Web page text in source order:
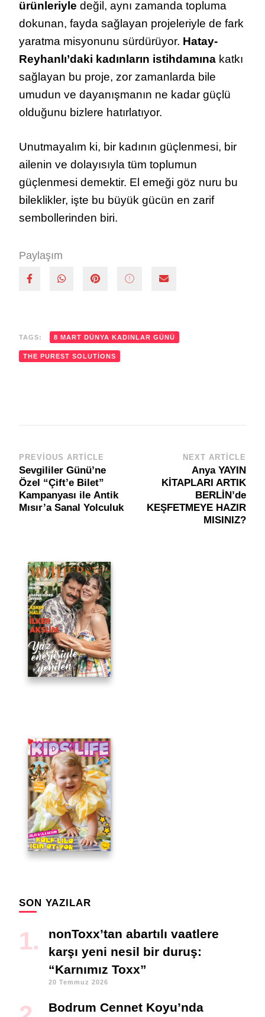
ürünleriyle değil, aynı zamanda topluma
dokunan, fayda sağlayan projeleriyle de fark
yaratma misyonunu sürdürüyor. Hatay-
Reyhanlı’daki kadınların istihdamına katkı
sağlayan bu proje, zor zamanlarda bile
umudun ve dayanışmanın ne kadar güçlü
olduğunu bizlere hatırlatıyor.
Unutmayalım ki, bir kadının güçlenmesi, bir
ailenin ve dolayısıyla tüm toplumun
güçlenmesi demektir. El emeği göz nuru bu
bileklikler, işte bu büyük gücün en zarif
sembollerinden biri.
Paylaşım
TAGS: 8 MART DÜNYA KADINLAR GÜNÜ
THE PUREST SOLUTIONS
Post
Navigation
PREVIOUS ARTICLE
Sevgililer Günü’ne
Özel “Çift’e Bilet”
Kampanyası ile Antik
Mısır’a Sanal Yolculuk
NEXT ARTICLE
Anya YAYIN
KİTAPLARI ARTIK
BERLİN’de
KEŞFETMEYE HAZIR
MISINIZ?
SON YAZILAR
nonToxx’tan abartılı vaatlere
karşı yeni nesil bir duruş:
“Karnımız Toxx”
20 Temmuz 2026
Bodrum Cennet Koyu’nda